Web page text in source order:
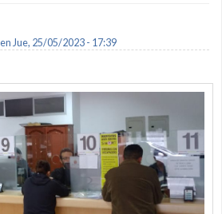
en Jue, 25/05/2023 - 17:39